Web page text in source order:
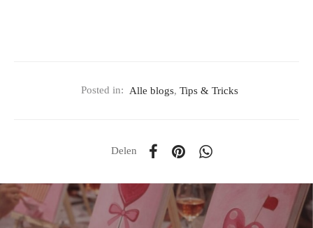
Posted in: Alle blogs, Tips & Tricks
Delen